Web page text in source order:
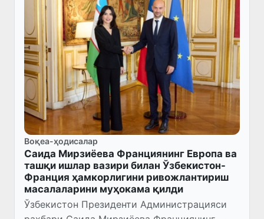
Воқеа-ҳодисалар
Саида Мирзиёева Франциянинг Европа ва
ташқи ишлар вазири билан Ўзбекистон-
Франция ҳамкорлигини ривожлантириш
масалаларини муҳокама қилди
Ўзбекистон Президенти Администрацияси